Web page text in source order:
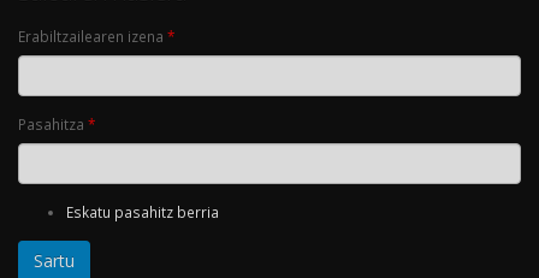
Erabiltzailearen izena *
Pasahitza *
Eskatu pasahitz berria